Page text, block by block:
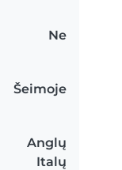
Ne
Šeimoje
Anglų
Italų